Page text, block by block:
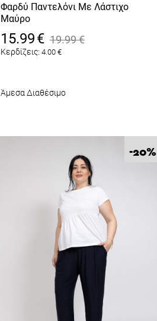
Φαρδύ Παντελόνι Με Λάστιχο
Μαύρο
15.99€ 19.99€
Κερδίζεις: 4.00 €
Άμεσα Διαθέσιμο
-20%